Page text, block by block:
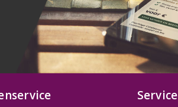
Service